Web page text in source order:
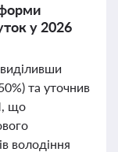
у 2026
та уточнив
що
володіння